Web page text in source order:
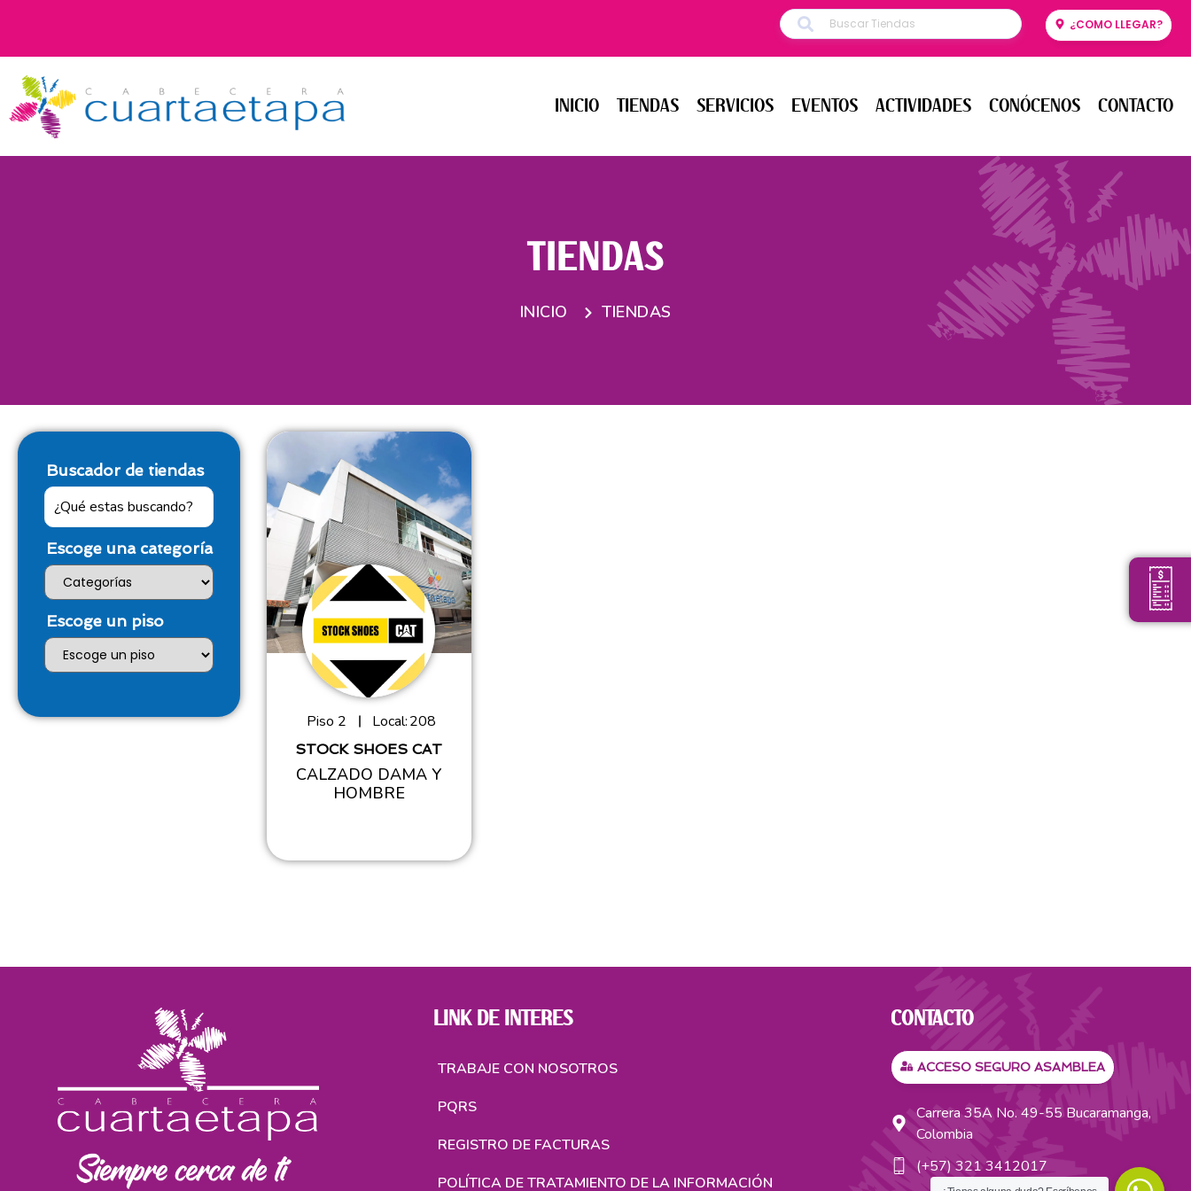
¿COMO LLEGAR?
INICIO TIENDAS SERVICIOS EVENTOS ACTIVIDADES CONÓCENOS CONTACTO
TIENDAS SERVICIOS EVENTOS ACTIVIDADES CONÓCENOS CONTACTO
TIENDAS
INICIO TIENDAS
Buscador de tiendas
Escoge una categoría
Escoge un piso
Piso 2 Local:208
STOCK SHOES CAT
CALZADO DAMA Y
HOMBRE
LINK DE INTERES
TRABAJE CON NOSOTROS
PQRS
REGISTRO DE FACTURAS
POLÍTICA DE TRATAMIENTO DE LA INFORMACIÓN
CONTACTO
ACCESO SEGURO ASAMBLEA
Carrera 35A No. 49-55 Bucaramanga,
Colombia
(+57) 321 3412017